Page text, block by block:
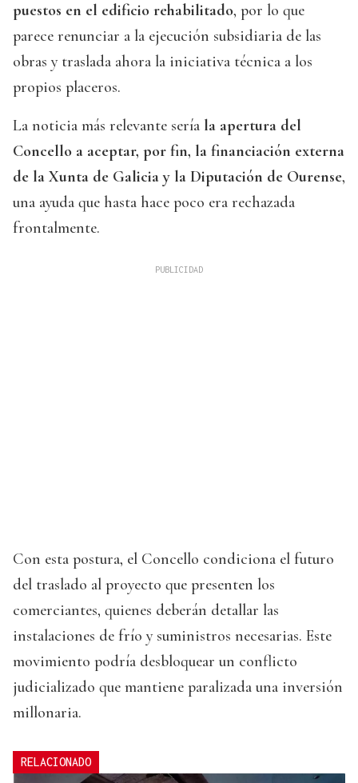
puestos en el edificio rehabilitado, por lo que
parece renunciar a la ejecución subsidiaria de las
obras y traslada ahora la iniciativa técnica a los
propios placeros.
La noticia más relevante sería la apertura del
Concello a aceptar, por fin, la financiación externa
de la Xunta de Galicia y la Diputación de Ourense,
una ayuda que hasta hace poco era rechazada
frontalmente.
Con esta postura, el Concello condiciona el futuro
del traslado al proyecto que presenten los
comerciantes, quienes deberán detallar las
instalaciones de frío y suministros necesarias. Este
movimiento podría desbloquear un conflicto
judicializado que mantiene paralizada una inversión
millonaria.
RELACIONADO